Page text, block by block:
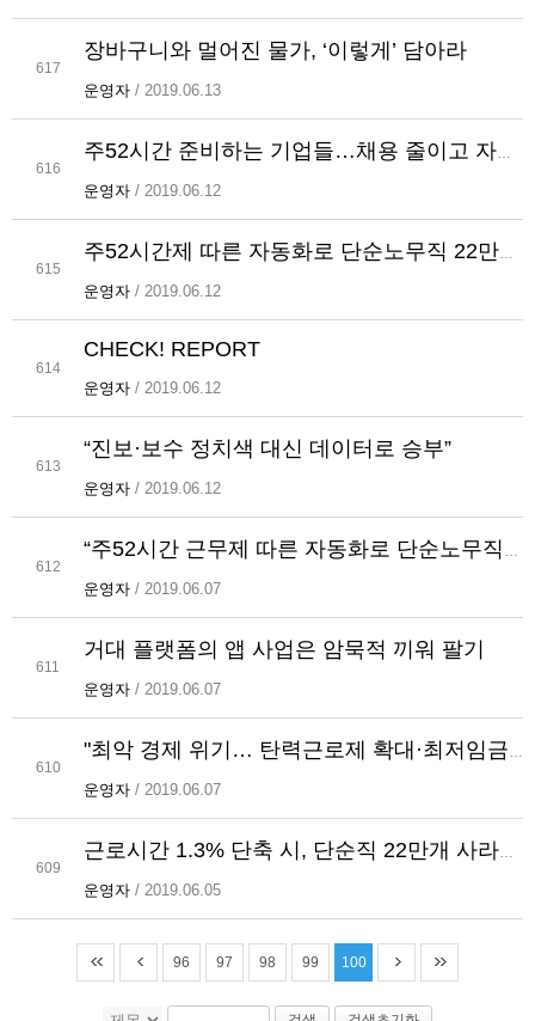
617
장바구니와 멀어진 물가, ‘이렇게’ 담아라
운영자 / 2019.06.13
616
주52시간 준비하는 기업들…채용 줄이고 자동화
운영자 / 2019.06.12
615
주52시간제 따른 자동화로 단순노무직 22만1천명↓
운영자 / 2019.06.12
614
CHECK! REPORT
운영자 / 2019.06.12
613
“진보·보수 정치색 대신 데이터로 승부”
운영자 / 2019.06.12
612
“주52시간 근무제 따른 자동화로 단순노무직 22만1천명↓”
운영자 / 2019.06.07
611
거대 플랫폼의 앱 사업은 암묵적 끼워 팔기
운영자 / 2019.06.07
610
"최악 경제 위기… 탄력근로제 확대·최저임금 동결로 해결"
운영자 / 2019.06.07
609
근로시간 1.3% 단축 시, 단순직 22만개 사라진다
운영자 / 2019.06.05
96 97 98 99 100